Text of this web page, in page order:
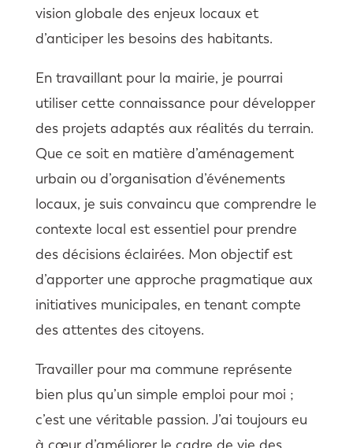
vision globale des enjeux locaux et
d’anticiper les besoins des habitants.
En travaillant pour la mairie, je pourrai
utiliser cette connaissance pour développer
des projets adaptés aux réalités du terrain.
Que ce soit en matière d’aménagement
urbain ou d’organisation d’événements
locaux, je suis convaincu que comprendre le
contexte local est essentiel pour prendre
des décisions éclairées. Mon objectif est
d’apporter une approche pragmatique aux
initiatives municipales, en tenant compte
des attentes des citoyens.
Travailler pour ma commune représente
bien plus qu’un simple emploi pour moi ;
c’est une véritable passion. J’ai toujours eu